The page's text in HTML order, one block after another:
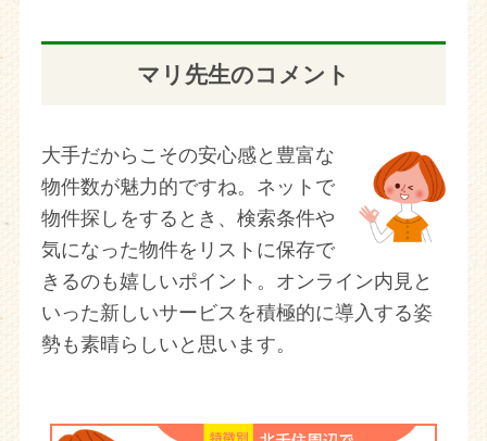
マリ先生のコメント
大手だからこその安心感と豊富な
物件数が魅力的ですね。ネットで
物件探しをするとき、検索条件や
気になった物件をリストに保存で
きるのも嬉しいポイント。オンライン内見と
いった新しいサービスを積極的に導入する姿
勢も素晴らしいと思います。